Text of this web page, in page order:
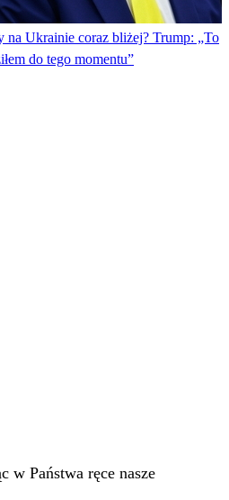
na Ukrainie coraz bliżej? Trump: „To
do tego momentu”
w Państwa ręce nasze